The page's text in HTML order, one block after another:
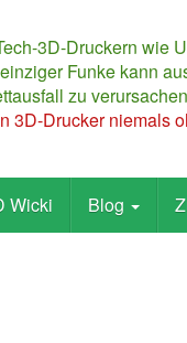
3D-Druckern wie
Funke kann
zu
3D-Drucker niemals
Wicki Blog